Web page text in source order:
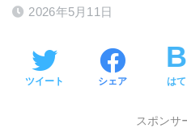
2026年5月11日
ツイート シェア は
スポンサ